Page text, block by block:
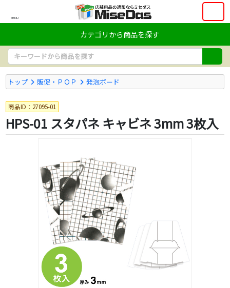
MENU
カテゴリから商品を探す
トップ 販促・ＰＯＰ 発泡ボード
商品ID：27095-01
HPS-01 スタパネ キャビネ 3mm 3枚入